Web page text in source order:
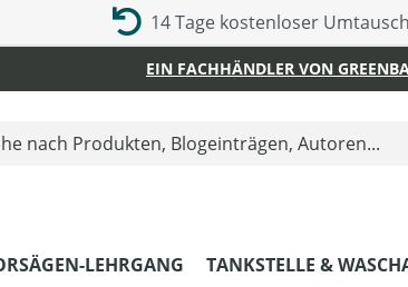
14 Tage kostenloser Umtausch
EIN FACHHÄNDLER VON
LEHRGANG TANKSTELLE &